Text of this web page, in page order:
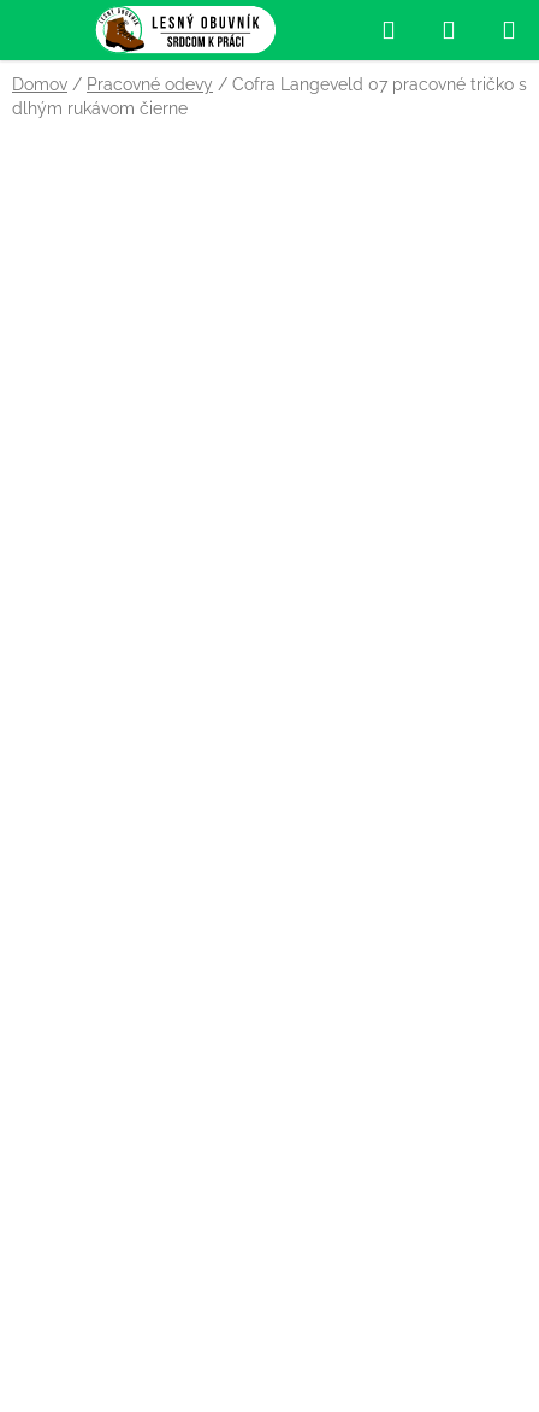
obsah
Hľadať
KOŠÍK
Domov / Pracovné odevy / Cofra Langeveld 07 pracovné tričko s
dlhým rukávom čierne